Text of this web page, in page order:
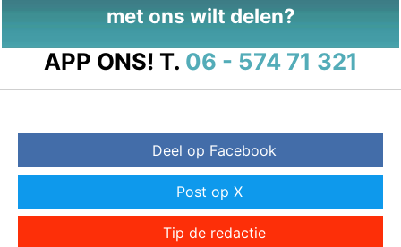
met ons wilt delen?
APP ONS! T. 06 - 574 71 321
Deel op Facebook
Post op X
Tip de redactie